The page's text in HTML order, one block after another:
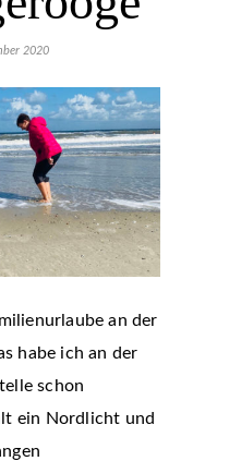
2020
an der
habe ich an der
schon
ein Nordlicht und